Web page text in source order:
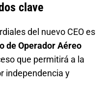
clave
del nuevo CEO es
de Operador Aéreo
que permitirá a la
independencia y